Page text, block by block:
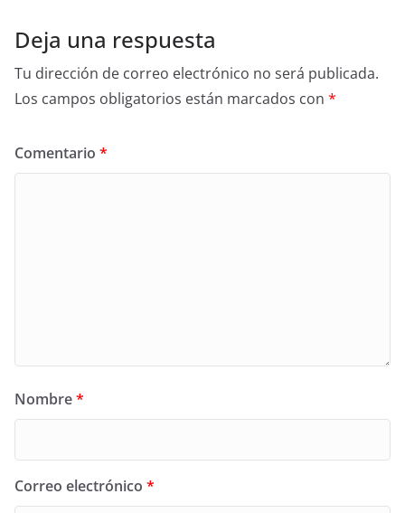
Deja una respuesta
Tu dirección de correo electrónico no será publicada.
Los campos obligatorios están marcados con *
Comentario *
Nombre*
Correo electrónico *